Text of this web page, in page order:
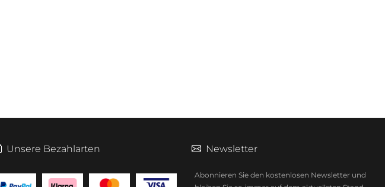
Unsere Bezahlarten Newsletter
Abonnieren Sie den kostenlosen Newsletter und